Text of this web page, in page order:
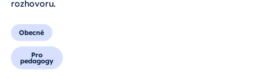
rozhovoru.
Obecné
Pro
pedagogy